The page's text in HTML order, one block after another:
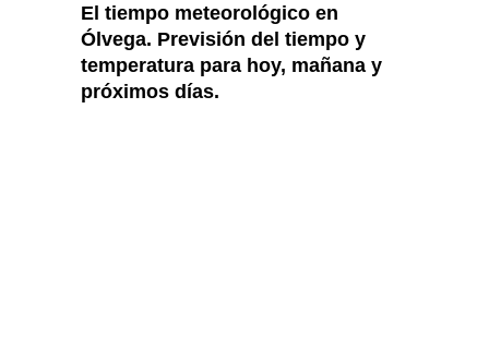
El tiempo meteorológico en
Ólvega. Previsión del tiempo y
temperatura para hoy, mañana y
próximos días.